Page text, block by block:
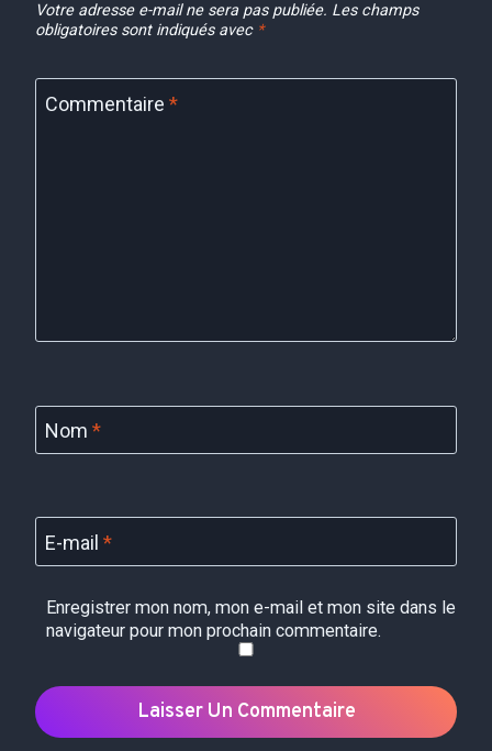
Votre adresse e-mail ne sera pas publiée. Les champs
obligatoires sont indiqués avec *
Commentaire *
Nom *
E-mail *
Enregistrer mon nom, mon e-mail et mon site dans le
navigateur pour mon prochain commentaire.